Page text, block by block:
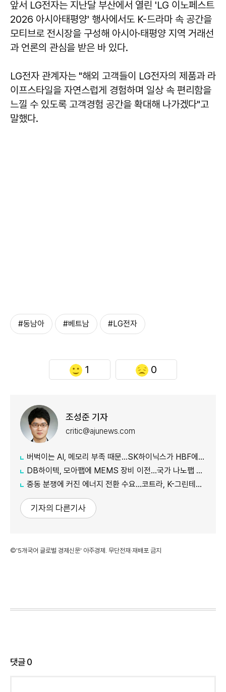
앞서 LG전자는 지난달 부산에서 열린 'LG 이노페스트
2026 아시아태평양' 행사에서도 K-드라마 속 공간을
모티브로 전시장을 구성해 아시아·태평양 지역 거래선
과 언론의 관심을 받은 바 있다.
LG전자 관계자는 "해외 고객들이 LG전자의 제품과 라
이프스타일을 자연스럽게 경험하며 일상 속 편리함을
느낄 수 있도록 고객경험 공간을 확대해 나가겠다"고
말했다.
#동남아 #베트남 #LG전자
1 0
조성준 기자
critic@ajunews.com
버벅이는 AI, 메모리 부족 때문…SK하이닉스가 HBF에 집중하는 이유
DB하이텍, 모아팹에 MEMS 장비 이전…국가 나노팹 공정 지원
중동 분쟁에 커진 에너지 전환 수요…코트라, K-그린테크 수출길 넓힌다
기자의 다른기사
©'5개국어 글로벌 경제신문' 아주경제. 무단전재·재배포 금지
댓글0